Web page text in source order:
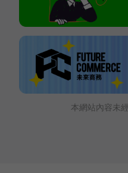
本網站內容未